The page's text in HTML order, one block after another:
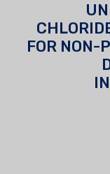
FOR NON-